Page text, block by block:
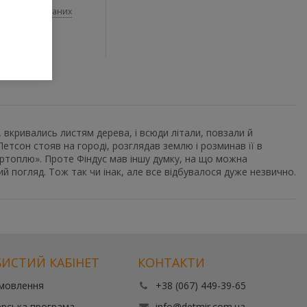
До обраних
листям дерева, і всюди літали, повзали й
стояв на городі, розглядав землю і розминав її в
Проте Фіндус мав іншу думку, на що можна
погляд. Тож так чи інак, але все відбувалося дуже незвично.
КАБІНЕТ КОНТАКТИ
+38 (067) 449-39-65